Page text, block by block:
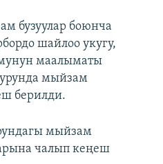
бузуулар боюнча
шайлоо укугу,
маалыматы
мыйзам
берилди.
мыйзам
чалып кеңеш